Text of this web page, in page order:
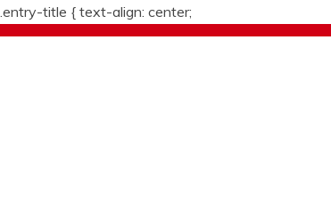
.entry-title { text-align: center;
Skip